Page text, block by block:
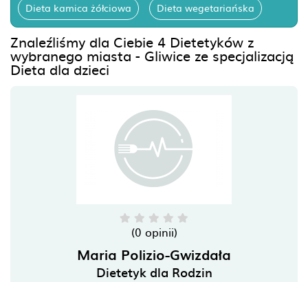
Dieta kamica żółciowa Dieta wegetariańska
Znaleźliśmy dla Ciebie 4 Dietetyków z
wybranego miasta - Gliwice ze specjalizacją
Dieta dla dzieci
(0 opinii)
Maria Polizio-Gwizdała
Dietetyk dla Rodzin